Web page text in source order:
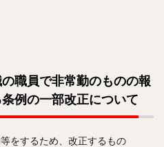
職員で非常勤のものの報
例の一部改正について
をするため、改正するもの